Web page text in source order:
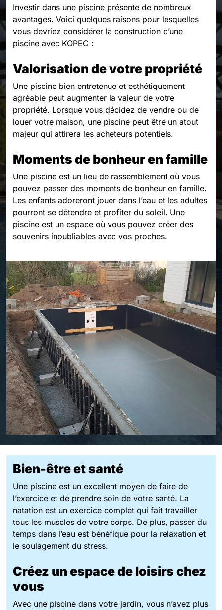
Investir dans une piscine présente de nombreux
avantages. Voici quelques raisons pour lesquelles
vous devriez considérer la construction d’une
piscine avec KOPEC :
Valorisation de votre propriété
Une piscine bien entretenue et esthétiquement
agréable peut augmenter la valeur de votre
propriété. Lorsque vous décidez de vendre ou de
louer votre maison, une piscine peut être un atout
majeur qui attirera les acheteurs potentiels.
Moments de bonheur en famille
Une piscine est un lieu de rassemblement où vous
pouvez passer des moments de bonheur en famille.
Les enfants adoreront jouer dans l’eau et les adultes
pourront se détendre et profiter du soleil. Une
piscine est un espace où vous pouvez créer des
souvenirs inoubliables avec vos proches.
Bien-être et santé
Une piscine est un excellent moyen de faire de
l’exercice et de prendre soin de votre santé. La
natation est un exercice complet qui fait travailler
tous les muscles de votre corps. De plus, passer du
temps dans l’eau est bénéfique pour la relaxation et
le soulagement du stress.
Créez un espace de loisirs chez
vous
Avec une piscine dans votre jardin, vous n’avez plus